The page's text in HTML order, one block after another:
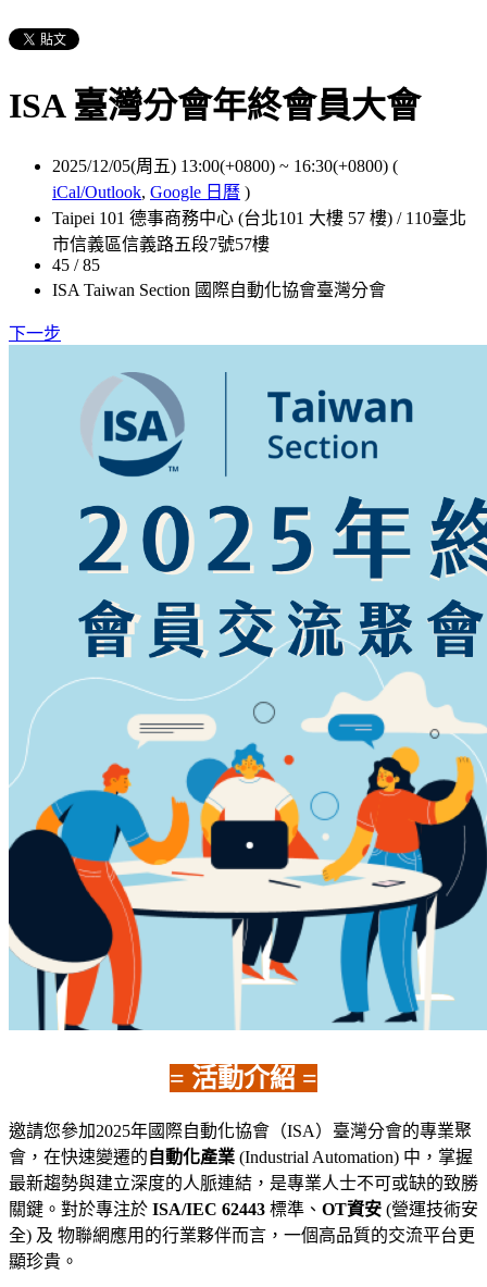
ISA 臺灣分會年終會員大會
2025/12/05(周五) 13:00(+0800) ~ 16:30(+0800) (
iCal/Outlook, Google 日曆 )
Taipei 101 德事商務中心 (台北101 大樓 57 樓) / 110臺北
市信義區信義路五段7號57樓
45 / 85
ISA Taiwan Section 國際自動化協會臺灣分會
下一步
= 活動介紹 =
邀請您參加2025年國際自動化協會（ISA）臺灣分會的專業聚
會，在快速變遷的 自動化產業 (Industrial Automation) 中，掌握
最新趨勢與建立深度的人脈連結，是專業人士不可或缺的致勝
關鍵。對於專注於 ISA/IEC 62443 標準、 OT資安 (營運技術安
全) 及 物聯網應用的行業夥伴而言，一個高品質的交流平台更
顯珍貴。